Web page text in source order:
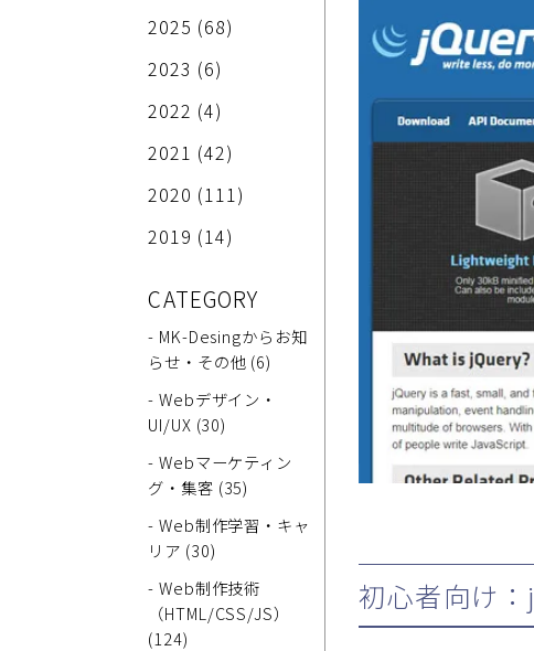
初心者向け
2025 (68)
2023 (6)
2022 (4)
2021 (42)
2020 (111)
2019 (14)
CATEGORY
- MK-Desingからお知
らせ・その他 (6)
- Webデザイン・
UI/UX (30)
- Webマーケティン
グ・集客 (35)
- Web制作学習・キャ
リア (30)
- Web制作技術
（HTML/CSS/JS）
(124)